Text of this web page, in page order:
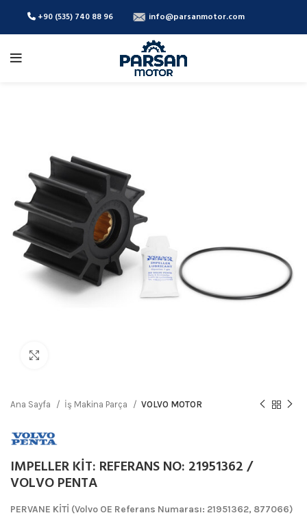
Ana Sayfa İş Makina Parça VOLVO MOTOR
IMPELLER KİT: REFERANS NO: 21951362 /
VOLVO PENTA
PERVANE KİTİ (Volvo OE Referans Numarası: 21951362, 877066)
+90 (535) 740 88 96 info@parsanmotor.com